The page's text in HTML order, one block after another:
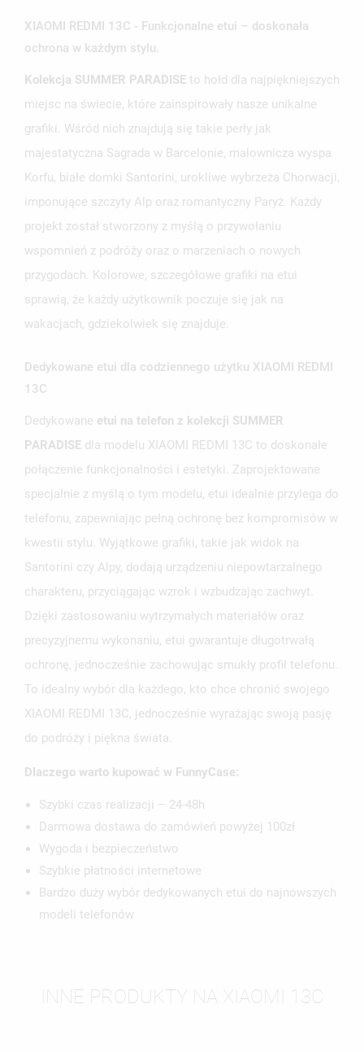
XIAOMI REDMI 13C - Funkcjonalne etui – doskonała
ochrona w każdym stylu.
Kolekcja SUMMER PARADISE to hołd dla najpiękniejszych
miejsc na świecie, które zainspirowały nasze unikalne
grafiki. Wśród nich znajdują się takie perły jak
majestatyczna Sagrada w Barcelonie, malownicza wyspa
Korfu, białe domki Santorini, urokliwe wybrzeża Chorwacji,
imponujące szczyty Alp oraz romantyczny Paryż. Każdy
projekt został stworzony z myślą o przywołaniu
wspomnień z podróży oraz o marzeniach o nowych
przygodach. Kolorowe, szczegółowe grafiki na etui
sprawią, że każdy użytkownik poczuje się jak na
wakacjach, gdziekolwiek się znajduje.
Dedykowane etui dla codziennego użytku XIAOMI REDMI
13C
Dedykowane etui na telefon z kolekcji SUMMER
PARADISE dla modelu XIAOMI REDMI 13C to doskonałe
połączenie funkcjonalności i estetyki. Zaprojektowane
specjalnie z myślą o tym modelu, etui idealnie przylega do
telefonu, zapewniając pełną ochronę bez kompromisów w
kwestii stylu. Wyjątkowe grafiki, takie jak widok na
Santorini czy Alpy, dodają urządzeniu niepowtarzalnego
charakteru, przyciągając wzrok i wzbudzając zachwyt.
Dzięki zastosowaniu wytrzymałych materiałów oraz
precyzyjnemu wykonaniu, etui gwarantuje długotrwałą
ochronę, jednocześnie zachowując smukły profil telefonu.
To idealny wybór dla każdego, kto chce chronić swojego
XIAOMI REDMI 13C, jednocześnie wyrażając swoją pasję
do podróży i piękna świata.
Dlaczego warto kupować w FunnyCase:
Szybki czas realizacji – 24-48h
Darmowa dostawa do zamówień powyżej 100zł
Wygoda i bezpieczeństwo
Szybkie płatności internetowe
Bardzo duży wybór dedykowanych etui do najnowszych
modeli telefonów
INNE PRODUKTY NA XIAOMI 13C
MOJE LISTY ŻYCZEŃ
UTWÓRZ LISTĘ ŻYCZEŃ
NAZWA LISTY ŻYCZEŃ
ANULUJ UTWÓRZ LISTĘ ŻYCZEŃ
ZALOGUJ SIĘ
SWOJEJ LIŚCIE ŻYCZEŃ.